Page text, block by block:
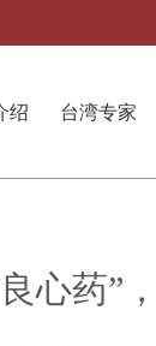
绍 台湾专家
心药”